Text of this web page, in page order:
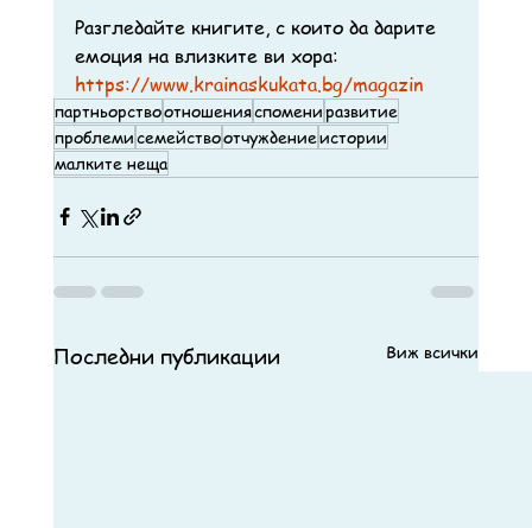
Разгледайте книгите, с които да дарите
емоция на влизките ви хора:
https://www.krainaskukata.bg/magazin
партньорствоотношенияспомениразвитие
проблемисемействоотчуждениеистории
малките неща
Последни публикации Виж всички